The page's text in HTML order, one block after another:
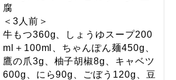
腐
＜3人前＞
牛もつ360g、しょうゆスープ200
ml＋100ml、ちゃんぽん麺450g、
鷹の爪3g、柚子胡椒8g、キャベツ
600g、にら90g、ごぼう120g、豆